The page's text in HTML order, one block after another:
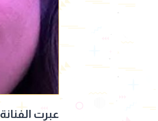
عبرت الفنانة